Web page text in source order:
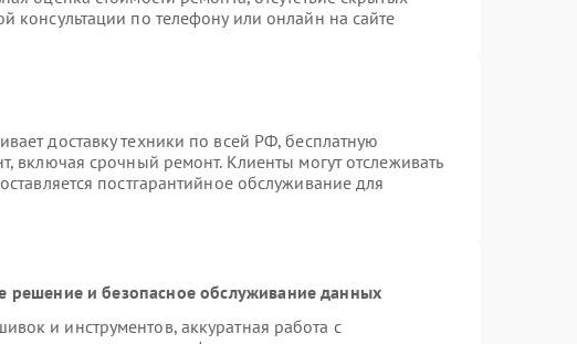
консультации по телефону или онлайн на сайте
доставку техники по всей РФ, бесплатную
включая срочный ремонт. Клиенты могут отслеживать
постгарантийное обслуживание для
и безопасное обслуживание данных
и инструментов, аккуратная работа с